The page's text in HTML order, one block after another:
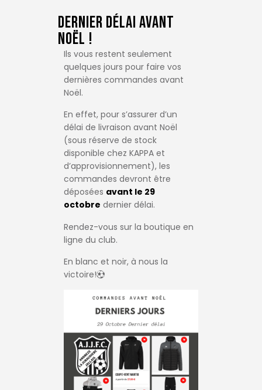
Dernier Délai Avant
Noël !
Ils vous restent seulement
quelques jours pour faire vos
dernières commandes avant
Noël.
En effet, pour s’assurer d’un
délai de livraison avant Noël
(sous réserve de stock
disponible chez KAPPA et
d’approvisionnement), les
commandes devront être
déposées avant le 29
octobre dernier délai.
Rendez-vous sur la boutique en
ligne du club.
En blanc et noir, à nous la
victoire!